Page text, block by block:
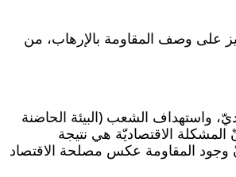
على وصف المقاومة بالإرهاب، من
واستهداف الشعب (البيئة الحاضنة
المشكلة الاقتصاديّة هي نتيجة
وجود المقاومة عكس مصلحة الاقتصاد